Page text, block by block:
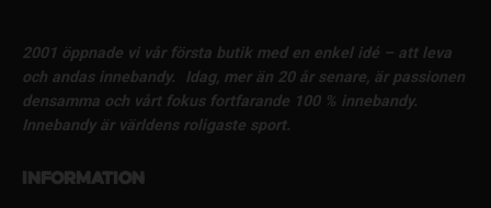
2001 öppnade vi vår första butik med en enkel idé – att leva
och andas innebandy.
Idag, mer än 20 år senare, är passionen
densamma och vårt fokus fortfarande 100 % innebandy.
Innebandy är världens roligaste sport.
Information